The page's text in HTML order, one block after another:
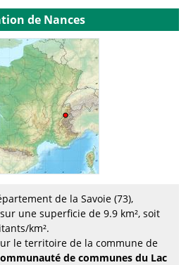
de Nances
de la Savoie (73),
une superficie de 9.9 km², soit
km².
le territoire de la commune de
de communes du Lac